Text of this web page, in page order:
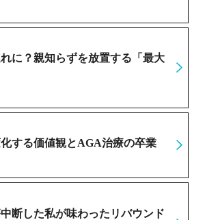
に？親知らずを放置する「最大
する価値観とAGA治療の卒業
断した私が味わったリバウンド